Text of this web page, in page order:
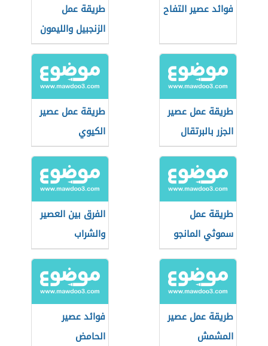
فوائد عصير التفاح
طريقة عمل
الزنجبيل والليمون
طريقة عمل عصير
الجزر بالبرتقال
طريقة عمل عصير
الكيوي
طريقة عمل
سموثي المانجو
الفرق بين العصير
والشراب
طريقة عمل عصير
المشمش
فوائد عصير
الحامض